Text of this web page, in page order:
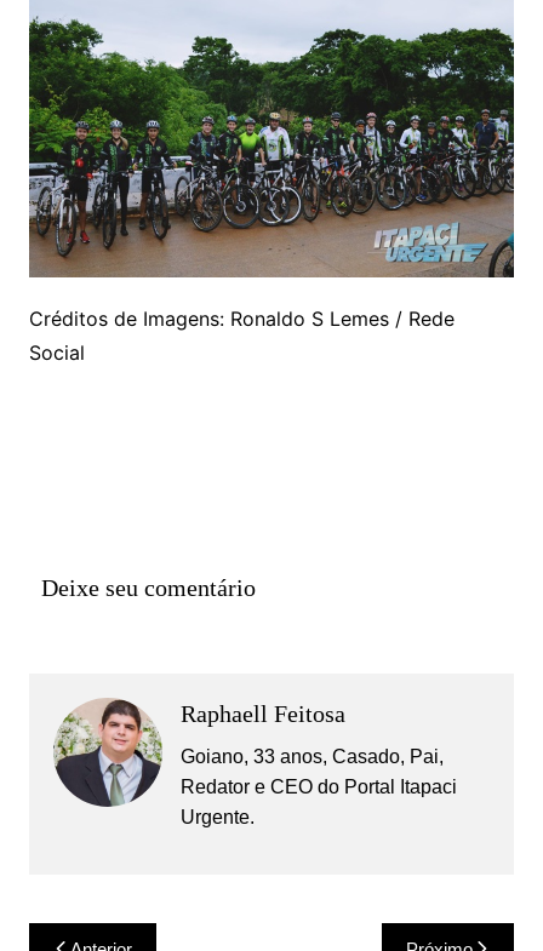
Créditos de Imagens: Ronaldo S Lemes / Rede
Social
Deixe seu comentário
Raphaell Feitosa
Goiano, 33 anos, Casado, Pai,
Redator e CEO do Portal Itapaci
Urgente.
Navegação